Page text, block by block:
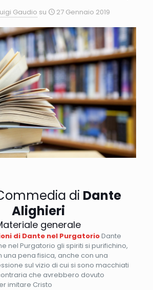
Gaudio su 27 Gennaio 2019
di Dante
Alighieri
generale
di Dante nel PurgatorioDante
nel Purgatorio gli spiriti si purifichino,
una pena fisica, anche con una
sul vizio di cui si sono macchiati
che avrebbero dovuto
imitare Cristo